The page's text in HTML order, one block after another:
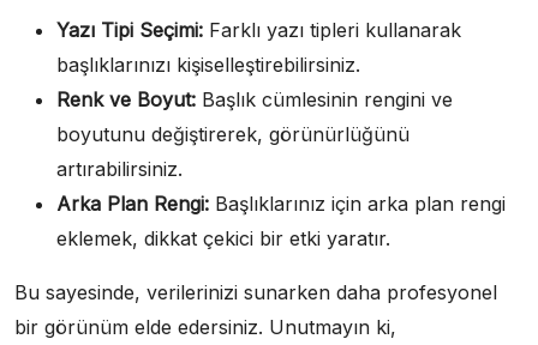
Yazı Tipi Seçimi: Farklı yazı tipleri kullanarak
başlıklarınızı kişiselleştirebilirsiniz.
Renk ve Boyut: Başlık cümlesinin rengini ve
boyutunu değiştirerek, görünürlüğünü
artırabilirsiniz.
Arka Plan Rengi: Başlıklarınız için arka plan rengi
eklemek, dikkat çekici bir etki yaratır.
Bu sayesinde, verilerinizi sunarken daha profesyonel
bir görünüm elde edersiniz. Unutmayın ki,